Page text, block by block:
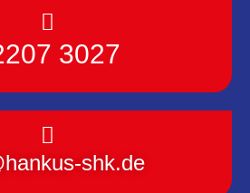
3027
shk.de